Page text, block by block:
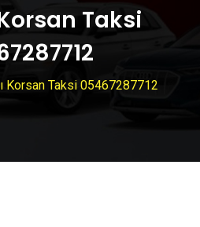
Taksi
Korsan Taksi 05467287712